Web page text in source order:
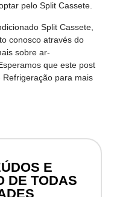
pelo Split Cassete.
Split Cassete,
conosco através do
sobre ar-
Esperamos que este post
para mais
E
DE TODAS